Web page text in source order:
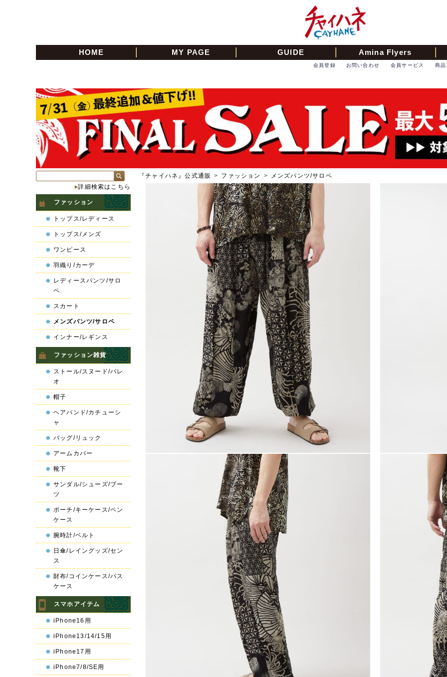
HOME MY PAGE GUIDE Amina Flyers
商
会員サービス
お問い合わせ
会員登録
『チャイハネ』公式通販 > ファッション > メンズパンツ/サロペ
詳細検索はこちら
ファッション
トップス/レディース
トップス/メンズ
ワンピース
羽織り/カーデ
レディースパンツ/サロ
ペ
スカート
メンズパンツ/サロペ
インナー/レギンス
ファッション雑貨
ストール/スヌード/パレ
オ
帽子
ヘアバンド/カチューシ
ャ
バッグ/リュック
アームカバー
靴下
サンダル/シューズ/ブー
ツ
ポーチ/キーケース/ペン
ケース
腕時計/ベルト
日傘/レイングッズ/セン
ス
財布/コインケース/パス
ケース
スマホアイテム
iPhone16用
iPhone13/14/15用
iPhone17用
iPhone7/8/SE用